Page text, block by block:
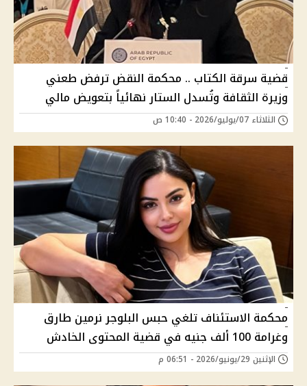
قضية سرقة الكتاب .. محكمة النقض ترفض طعني
وزيرة الثقافة وتُسدل الستار نهائياً بتعويض مالي
الثلاثاء 07/يوليو/2026 - 10:40 ص
محكمة الاستئناف تلغي حبس البلوجر نرمين طارق
وغرامة 100 ألف جنيه في قضية المحتوى الخادش
الإثنين 29/يونيو/2026 - 06:51 م